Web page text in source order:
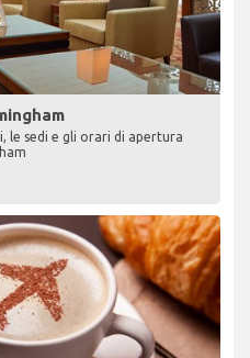
le sedi e gli orari di apertura